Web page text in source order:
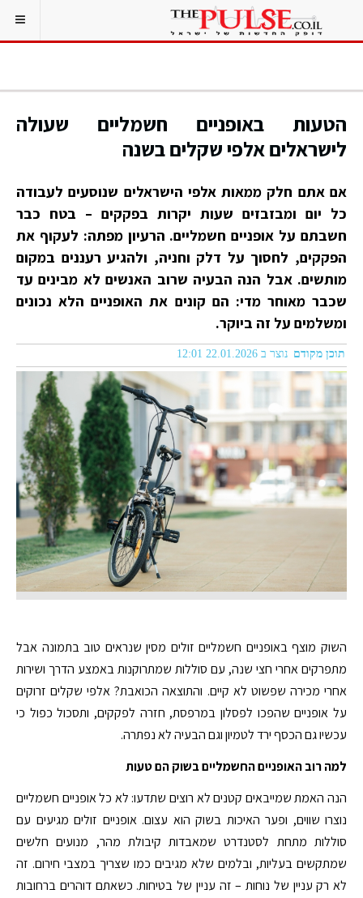
הטעות באופניים חשמליים שעולה
לישראלים אלפי שקלים בשנה
אם אתם חלק ממאות אלפי הישראלים שנוסעים לעבודה
כל יום ומבזבזים שעות יקרות בפקקים – בטח כבר
חשבתם על אופניים חשמליים. הרעיון מפתה: לעקוף את
הפקקים, לחסוך על דלק וחניה, ולהגיע רעננים במקום
מותשים. אבל הנה הבעיה שרוב האנשים לא מבינים עד
שכבר מאוחר מדי: הם קונים את האופניים הלא נכונים
ומשלמים על זה ביוקר.
תוכן מקודם נוצר ב 22.01.2026 12:01
השוק מוצף באופניים חשמליים זולים מסין שנראים טוב בתמונה אבל
מתפרקים אחרי חצי שנה, עם סוללות שמתרוקנות באמצע הדרך ושירות
אחרי מכירה שפשוט לא קיים. והתוצאה הכואבת? אלפי שקלים זרוקים
על אופניים שהפכו לפסלון במרפסת, חזרה לפקקים, ותסכול כפול כי
עכשיו גם הכסף ירד לטמיון וגם הבעיה לא נפתרה.
למה רוב האופניים החשמליים בשוק הם טעות
הנה האמת שמייבאים קטנים לא רוצים שתדעו: לא כל אופניים חשמליים
נוצרו שווים, ופער האיכות בשוק הוא עצום. אופניים זולים מגיעים עם
סוללות מתחת לסטנדרט שמאבדות קיבולת מהר, מנועים חלשים
שמתקשים בעליות, ובלמים שלא מגיבים כמו שצריך במצבי חירום. זה
לא רק עניין של נוחות – זה עניין של בטיחות. כשאתם דוהרים ברחובות